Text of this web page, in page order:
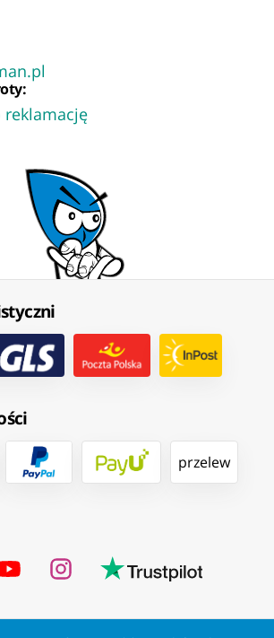
reklamację
przelew